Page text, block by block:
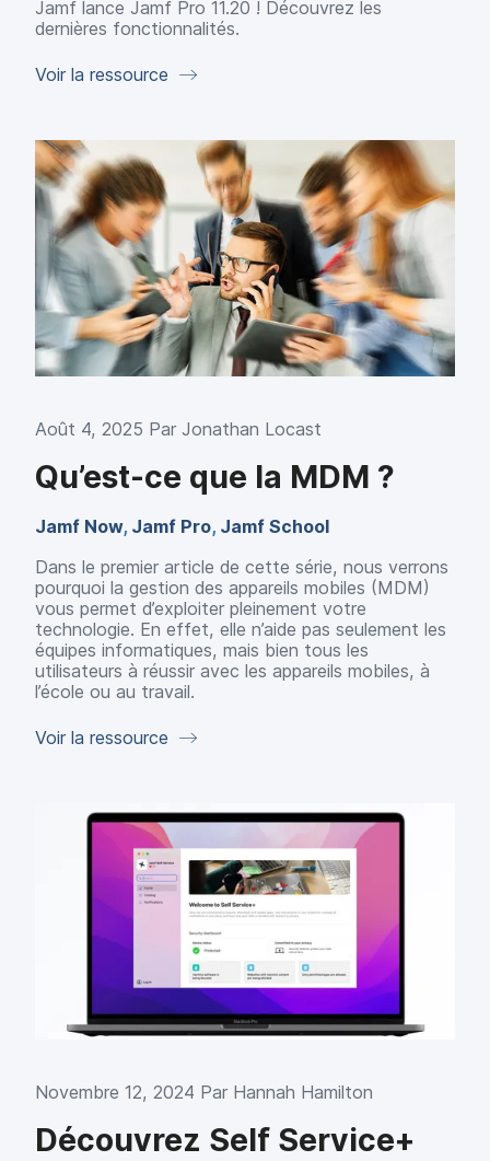
Jamf lance Jamf Pro 11.20 ! Découvrez les
dernières fonctionnalités.
Voir la ressource
Août 4, 2025 Par Jonathan Locast
Qu’est-ce que la MDM ?
Jamf Now, Jamf Pro, Jamf School
Dans le premier article de cette série, nous verrons
pourquoi la gestion des appareils mobiles (MDM)
vous permet d’exploiter pleinement votre
technologie. En effet, elle n’aide pas seulement les
équipes informatiques, mais bien tous les
utilisateurs à réussir avec les appareils mobiles, à
l’école ou au travail.
Voir la ressource
Novembre 12, 2024 Par Hannah Hamilton
Découvrez Self Service+